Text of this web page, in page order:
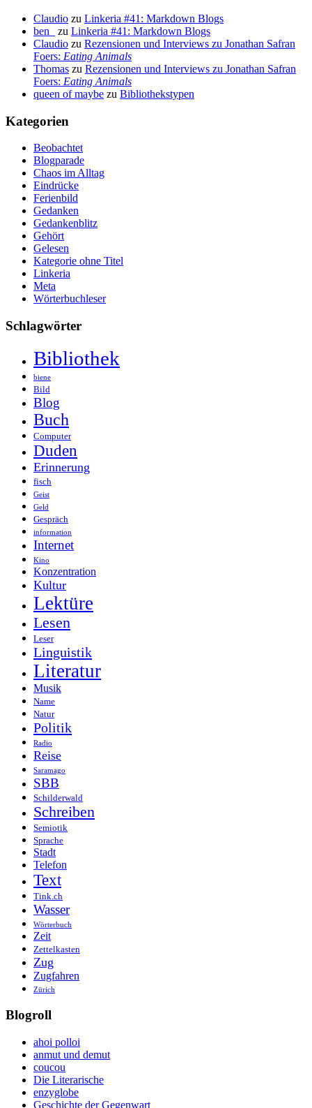
Claudio zu Linkeria #41: Markdown Blogs
ben_
zu Linkeria #41: Markdown Blogs
Claudio zu Rezensionen und Interviews zu Jonathan Safran
Foers: Eating Animals
Thomas zu Rezensionen und Interviews zu Jonathan Safran
Foers: Eating Animals
queen of maybe zu Bibliothekstypen
Kategorien
Beobachtet
Blogparade
Chaos im Alltag
Eindrücke
Ferienbild
Gedanken
Gedankenblitz
Gehört
Gelesen
Kategorie ohne Titel
Linkeria
Meta
Wörterbuchleser
Schlagwörter
Bibliothek
biene
Bild
Blog
Buch
Computer
Duden
Erinnerung
fisch
Geist
Geld
Gespräch
information
Internet
Kino
Konzentration
Kultur
Lektüre
Lesen
Leser
Linguistik
Literatur
Musik
Name
Natur
Politik
Radio
Reise
Saramago
SBB
Schilderwald
Schreiben
Semiotik
Sprache
Stadt
Telefon
Text
Tink.ch
Wasser
Wörterbuch
Zeit
Zettelkasten
Zug
Zugfahren
Zürich
Blogroll
ahoi polloi
anmut und demut
coucou
Die Literarische
enzyglobe
Geschichte der Gegenwart